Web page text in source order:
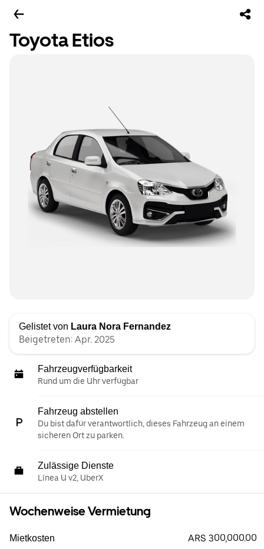
Toyota Etios
Gelistet von Laura Nora Fernandez
Beigetreten: Apr. 2025
Fahrzeugverfügbarkeit
Rund um die Uhr verfügbar
Fahrzeug abstellen
Du bist dafür verantwortlich, dieses Fahrzeug an einem
sicheren Ort zu parken.
Zulässige Dienste
Línea U v2, UberX
Wochenweise Vermietung
Mietkosten ARS 300,000.00